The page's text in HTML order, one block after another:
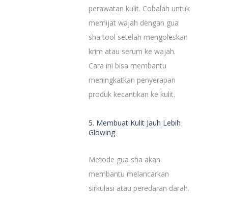
perawatan kulit. Cobalah untuk
memijat wajah dengan gua
sha tool setelah mengoleskan
krim atau serum ke wajah.
Cara ini bisa membantu
meningkatkan penyerapan
produk kecantikan ke kulit.
5. Membuat Kulit Jauh Lebih
Glowing
Metode gua sha akan
membantu melancarkan
sirkulasi atau peredaran darah.